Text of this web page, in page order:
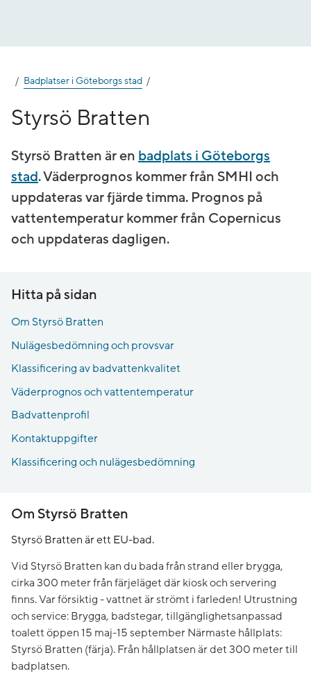
Badplatser i Göteborgs stad
Styrsö Bratten
Styrsö Bratten är en badplats i Göteborgs
stad. Väderprognos kommer från SMHI och
uppdateras var fjärde timma. Prognos på
vatten­temperatur kommer från Copernicus
och uppdateras dagligen.
Hitta på sidan
Om Styrsö Bratten
Nulägesbedömning och provsvar
Klassificering av badvattenkvalitet
Väderprognos och vattentemperatur
Badvattenprofil
Kontaktuppgifter
Klassificering och nulägesbedömning
Om Styrsö Bratten
Styrsö Bratten är ett EU-bad.
Vid Styrsö Bratten kan du bada från strand eller brygga,
cirka 300 meter från färjeläget där kiosk och servering
finns. Var försiktig - vattnet är strömt i farleden! Utrustning
och service: Brygga, badstegar, tillgänglighetsanpassad
toalett öppen 15 maj-15 september Närmaste hållplats:
Styrsö Bratten (färja). Från hållplatsen är det 300 meter till
badplatsen.